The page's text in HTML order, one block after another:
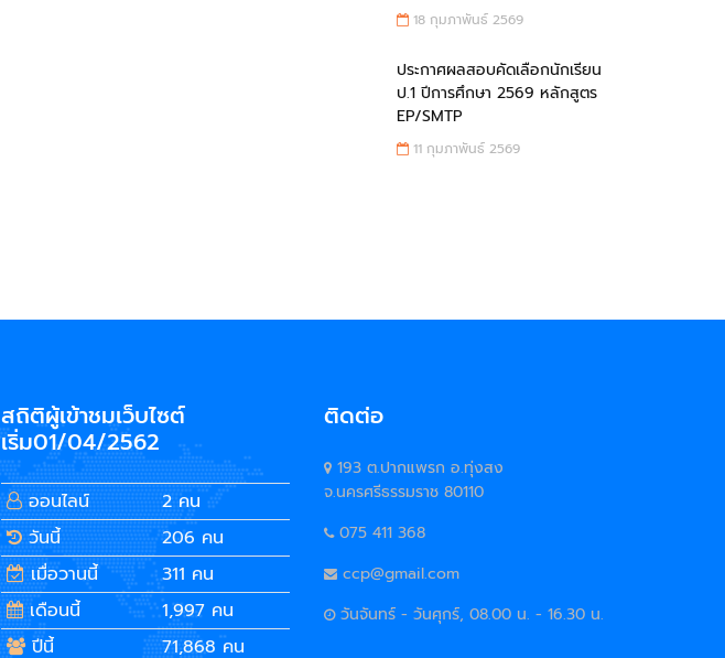
18 กุมภาพันธ์ 2569
ประกาศผลสอบคัดเลือกนักเรียน
ป.1 ปีการศึกษา 2569 หลักสูตร
EP/SMTP
11 กุมภาพันธ์ 2569
สถิติผู้เข้าชมเว็บไซต์
เริ่ม01/04/2562
ออนไลน์
2 คน
วันนี้
206 คน
เมื่อวานนี้
311 คน
เดือนนี้
1,997 คน
ปีนี้
71,868 คน
ติดต่อ
193 ต.ปากแพรก อ.ทุ่งสง
จ.นครศรีธรรมราช 80110
075 411 368
ccp@gmail.com
วันจันทร์ - วันศุกร์, 08.00 น. - 16.30 น.